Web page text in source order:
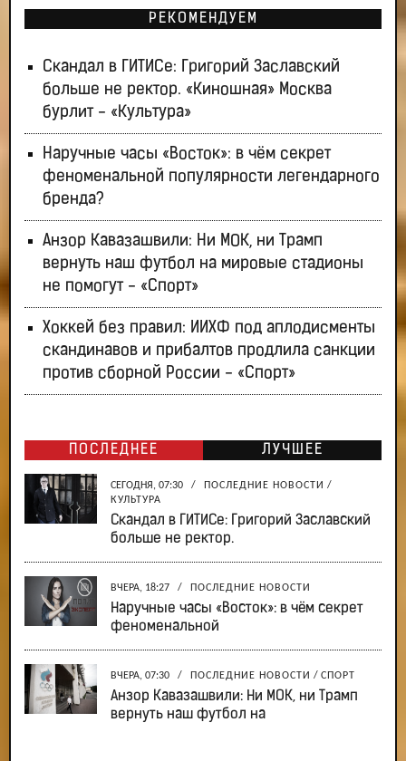
РЕКОМЕНДУЕМ
Скандал в ГИТИСе: Григорий Заславский
больше не ректор. «Киношная» Москва
бурлит - «Культура»
Наручные часы «Восток»: в чём секрет
феноменальной популярности легендарного
бренда?
Анзор Кавазашвили: Ни МОК, ни Трамп
вернуть наш футбол на мировые стадионы
не помогут - «Спорт»
Хоккей без правил: ИИХФ под аплодисменты
скандинавов и прибалтов продлила санкции
против сборной России - «Спорт»
ПОСЛЕДНЕЕ ЛУЧШЕЕ
СЕГОДНЯ, 07:30 / ПОСЛЕДНИЕ НОВОСТИ /
КУЛЬТУРА
Скандал в ГИТИСе: Григорий Заславский
больше не ректор.
ВЧЕРА, 18:27 / ПОСЛЕДНИЕ НОВОСТИ
Наручные часы «Восток»: в чём секрет
феноменальной
ВЧЕРА, 07:30 / ПОСЛЕДНИЕ НОВОСТИ / СПОРТ
Анзор Кавазашвили: Ни МОК, ни Трамп
вернуть наш футбол на